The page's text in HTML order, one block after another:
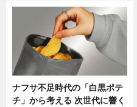
ナフサ不足時代の「白黒ポテ
チ」から考える 次世代に響く